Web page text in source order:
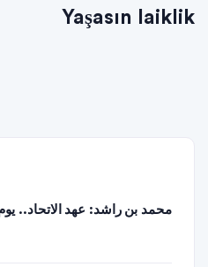
Yaşasın laiklik
محمد بن راشد: عهد الاتحاد..